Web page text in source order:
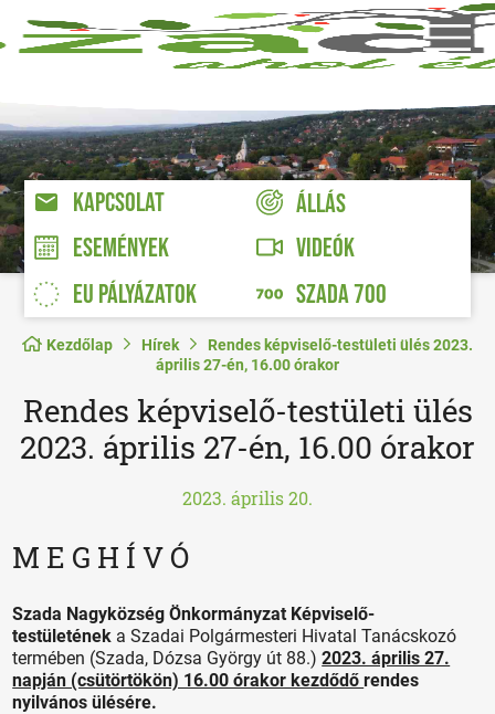
KAPCSOLAT
ÁLLÁS
ESEMÉNYEK
VIDEÓK
EU PÁLYÁZATOK
SZADA 700
Kezdőlap Hírek
Rendes képviselő-testületi ülés 2023.
április 27-én, 16.00 órakor
Rendes képviselő-testületi ülés
2023. április 27-én, 16.00 órakor
2023. április 20.
M E G H Í V Ó
Szada Nagyközség Önkormányzat Képviselő-
testületének a Szadai Polgármesteri Hivatal Tanácskozó
termében (Szada, Dózsa György út 88.)2023. április 27.
napján (csütörtökön) 16.00 órakor kezdődőrendes
nyilvános ülésére.